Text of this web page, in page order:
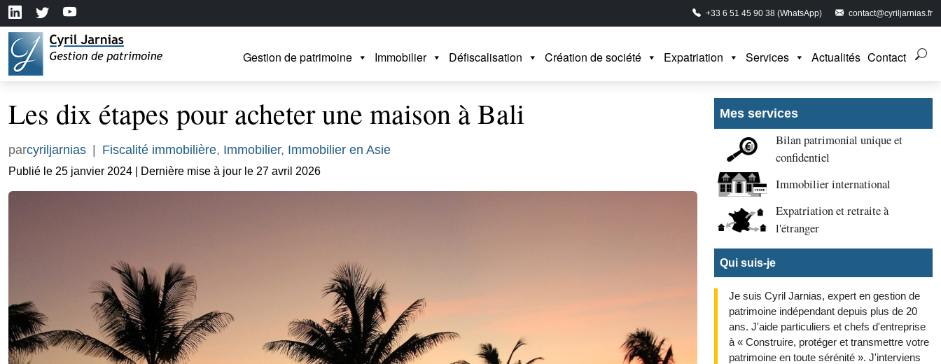
+33 6 51 45 90 38 (WhatsApp) contact@cyriljarnias.fr
Gestion de patrimoine Immobilier Défiscalisation Création de société Expatriation Services Actualités Contact
Les dix étapes pour acheter une maison à Bali
parcyriljarnias Fiscalité immobilière, Immobilier, Immobilier en Asie
Publié le 25 janvier 2024 | Dernière mise à jour le 27 avril 2026
Mes services
Bilan patrimonial unique et
confidentiel
Immobilier international
Expatriation et retraite à
l'étranger
Qui suis-je
Je suis Cyril Jarnias, expert en gestion de
patrimoine indépendant depuis plus de 20
ans. J'aide particuliers et chefs d'entreprise
à « Construire, protéger et transmettre votre
patrimoine en toute sérénité ». J'interviens